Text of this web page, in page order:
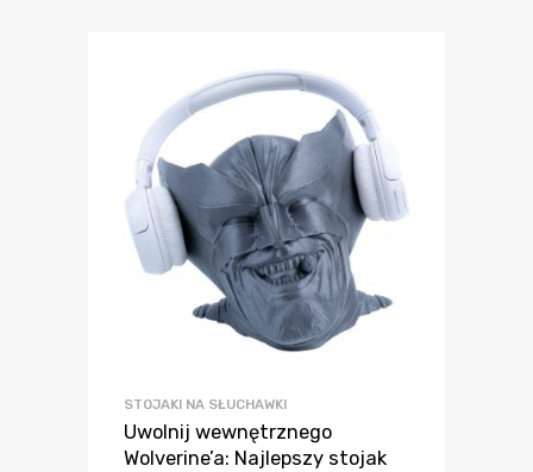
STOJAKI NA SŁUCHAWKI
Uwolnij wewnętrznego
Wolverine’a: Najlepszy stojak